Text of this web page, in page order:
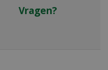
Vragen?